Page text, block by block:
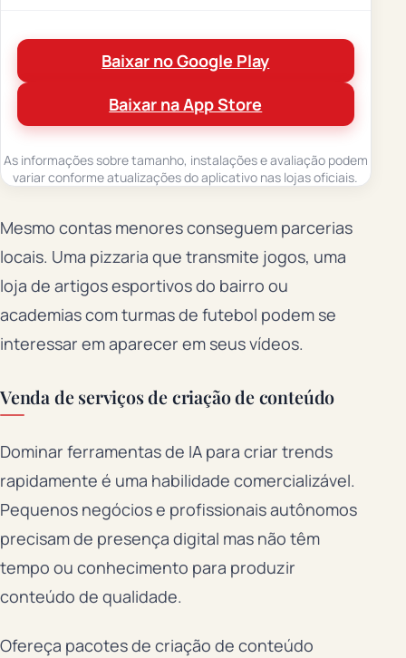
Baixar no Google Play
Baixar na App Store
As informações sobre tamanho, instalações e avaliação podem
variar conforme atualizações do aplicativo nas lojas oficiais.
Mesmo contas menores conseguem parcerias
locais. Uma pizzaria que transmite jogos, uma
loja de artigos esportivos do bairro ou
academias com turmas de futebol podem se
interessar em aparecer em seus vídeos.
Venda de serviços de criação de conteúdo
Dominar ferramentas de IA para criar trends
rapidamente é uma habilidade comercializável.
Pequenos negócios e profissionais autônomos
precisam de presença digital mas não têm
tempo ou conhecimento para produzir
conteúdo de qualidade.
Ofereça pacotes de criação de conteúdo